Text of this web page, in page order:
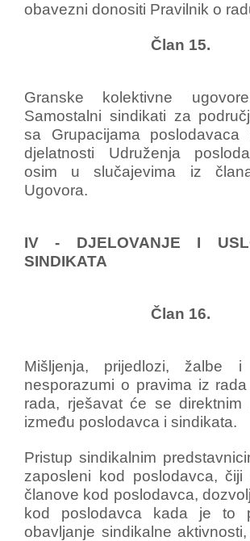
obavezni donositi Pravilnik o
Član 15.
Granske kolektivne
Samostalni sindikati za
sa Grupacijama poslodavaca
djelatnosti Udruženja
osim u slučajevima iz
Ugovora.
IV - DJELOVANJE I
SINDIKATA
Član 16.
Mišljenja, prijedlozi, žalbe
nesporazumi o pravima iz
rada, rješavat će se direktnim
između poslodavca i sindikata.
Pristup sindikalnim
zaposleni kod poslodavca, čiji
članove kod poslodavca,
kod poslodavca kada je to
obavljanje sindikalne